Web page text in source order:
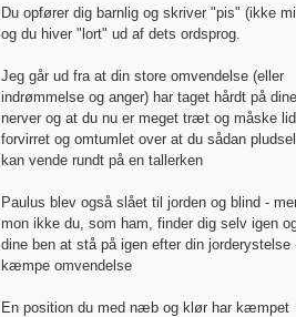
Du opfører dig barnlig og skriver "pis" (ikke
og du hiver "lort" ud af dets ordsprog.
Jeg går ud fra at din store omvendelse (eller
indrømmelse og anger) har taget hårdt på dine
nerver og at du nu er meget træt og måske
forvirret og omtumlet over at du sådan
kan vende rundt på en tallerken
Paulus blev også slået til jorden og blind -
mon ikke du, som ham, finder dig selv igen
dine ben at stå på igen efter din jorderystelse
kæmpe omvendelse
En position du med næb og klør har kæmpet